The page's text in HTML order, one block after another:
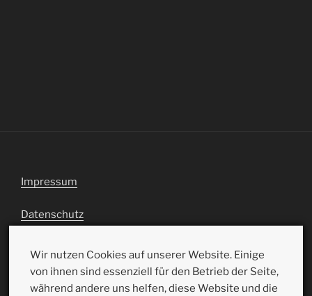
Impressum
Datenschutz
Wir nutzen Cookies auf unserer Website. Einige
von ihnen sind essenziell für den Betrieb der Seite,
während andere uns helfen, diese Website und die